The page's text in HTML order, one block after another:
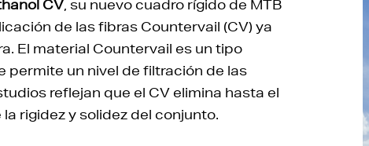
CV , su nuevo cuadro rígido de MTB
de las fibras Countervail (CV) ya
El material Countervail es un tipo
permite un nivel de filtración de las
reflejan que el CV elimina hasta el
rigidez y solidez del conjunto.